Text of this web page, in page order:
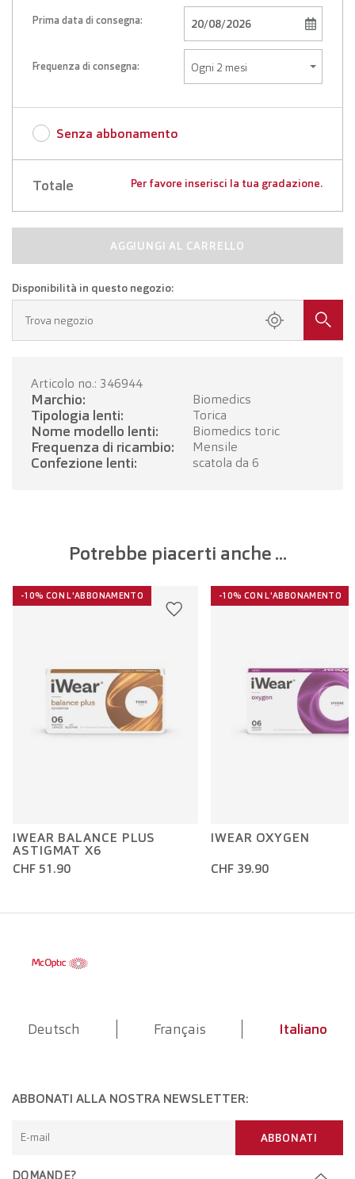
Prima data di consegna:
Frequenza di consegna:
Senza abbonamento
Totale Per favore inserisci la tua gradazione.
AGGIUNGI AL CARRELLO
Disponibilità in questo negozio:
Trova negozio
Articolo no.: 346944
Marchio: Biomedics
Tipologia lenti: Torica
Nome modello lenti: Biomedics toric
Frequenza di ricambio: Mensile
Confezione lenti: scatola da 6
Potrebbe piacerti anche ...
-10% CON L'ABBONAMENTO
IWEAR BALANCE PLUS
ASTIGMAT X6
CHF 51.90
-10% CON L'ABBONAMENTO
IWEAR OXYGEN
CHF 39.90
Deutsch Français Italiano
DOMANDE?
ABBONATI ALLA NOSTRA NEWSLETTER:
E-mail ABBONATI